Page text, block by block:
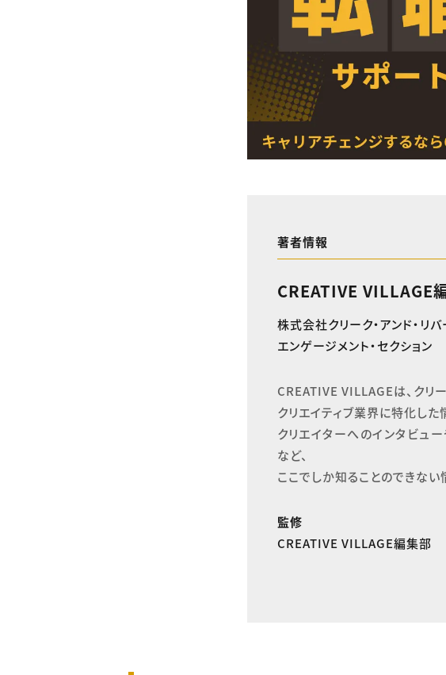
著者情報
CREATIVE VILLAGE
株式会社クリーク・アンド・リ
エンゲージメント・セクション
CREATIVE VILLAGEは、クリ
クリエイティブ業界に特化した
クリエイターへのインタビュ
など、
ここでしか知ることのできない
監修
CREATIVE VILLAGE編集部